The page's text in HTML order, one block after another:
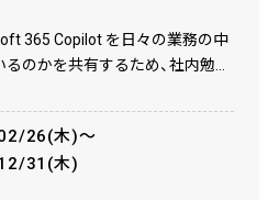
365 Copilot を日々の業務の中
のかを共有するため、社内勉強
の内容です。
26(木)〜
31(木)